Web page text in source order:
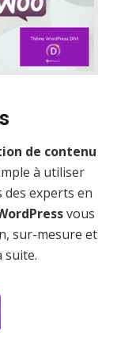
de contenu
à utiliser
experts en
vous
sur-mesure et
suite.